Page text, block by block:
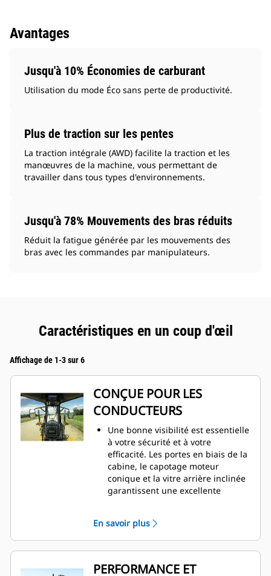
Avantages
Jusqu'à 10% Économies de carburant
Utilisation du mode Éco sans perte de productivité.
Plus de traction sur les pentes
La traction intégrale (AWD) facilite la traction et les
manœuvres de la machine, vous permettant de
travailler dans tous types d'environnements.
Jusqu'à 78% Mouvements des bras réduits
Réduit la fatigue générée par les mouvements des
bras avec les commandes par manipulateurs.
Caractéristiques en un coup d'œil
Affichage de 1-3 sur 6
CONÇUE POUR LES
CONDUCTEURS
Une bonne visibilité est essentielle
à votre sécurité et à votre
efficacité. Les portes en biais de la
cabine, le capotage moteur
conique et la vitre arrière inclinée
garantissent une excellente
machine. Une caméra de vision
arrière en option élargit encore
votre champ de vision, tout autour
de la machine.
En savoir plus
PERFORMANCE ET